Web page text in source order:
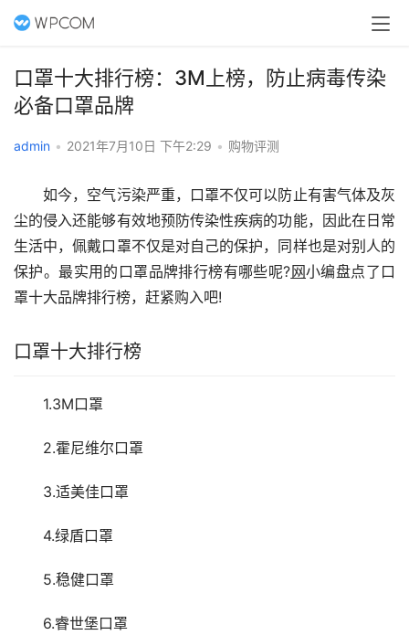
口罩十大排行榜：3M上榜，防止病毒传染
必备口罩品牌
admin • 2021年7月10日 下午2:29 • 购物评测
如今，空气污染严重，口罩不仅可以防止有害气体及灰
尘的侵入还能够有效地预防传染性疾病的功能，因此在日常
生活中，佩戴口罩不仅是对自己的保护，同样也是对别人的
保护。最实用的口罩品牌排行榜有哪些呢?网小编盘点了口
罩十大品牌排行榜，赶紧购入吧!
口罩十大排行榜
1.3M口罩
2.霍尼维尔口罩
3.适美佳口罩
4.绿盾口罩
5.稳健口罩
6.睿世堡口罩